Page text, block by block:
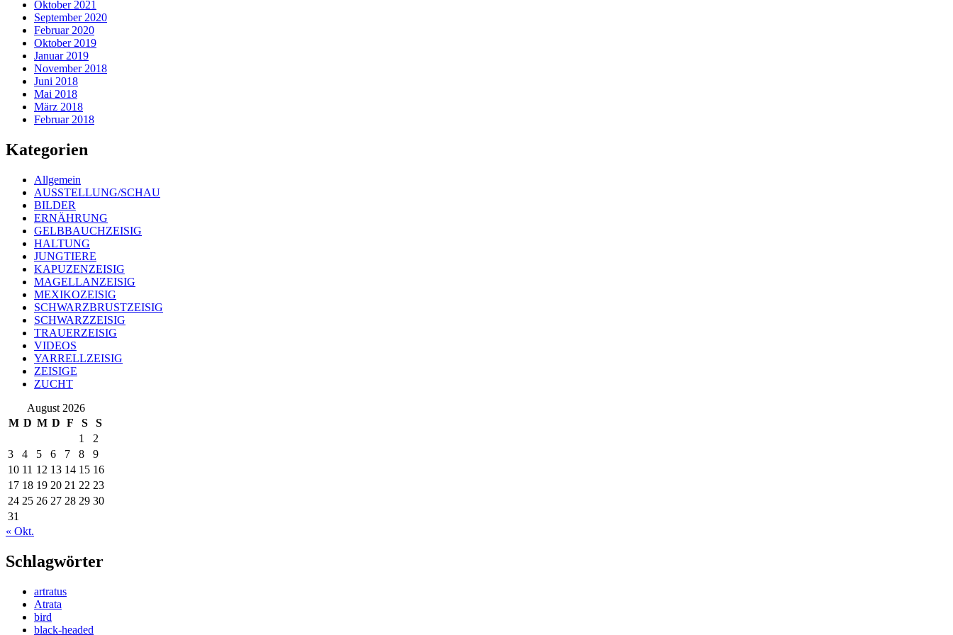
Oktober 2021
September 2020
Februar 2020
Oktober 2019
Januar 2019
November 2018
Juni 2018
Mai 2018
März 2018
Februar 2018
Kategorien
Allgemein
AUSSTELLUNG/SCHAU
BILDER
ERNÄHRUNG
GELBBAUCHZEISIG
HALTUNG
JUNGTIERE
KAPUZENZEISIG
MAGELLANZEISIG
MEXIKOZEISIG
SCHWARZBRUSTZEISIG
SCHWARZZEISIG
TRAUERZEISIG
VIDEOS
YARRELLZEISIG
ZEISIGE
ZUCHT
August 2026
M D M D F S
S
1
2
3
4 5 6 7 8
9
10 11 12 13 14 15 16
17 18 19 20 21 22 23
24 25 26 27 28 29 30
31
« Okt.
Schlagwörter
artratus
Atrata
bird
black-headed